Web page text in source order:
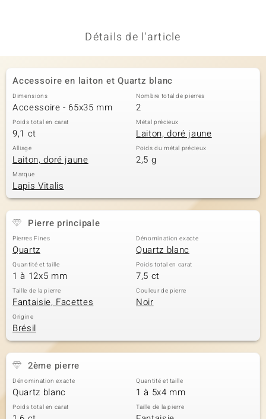
Détails de l'article
Accessoire en laiton et Quartz blanc
Dimensions
Accessoire - 65x35 mm
Nombre total de pierres
2
Poids total en carat
9,1 ct
Métal précieux
Laiton, doré jaune
Alliage
Laiton, doré jaune
Poids du métal précieux
2,5 g
Marque
Lapis Vitalis
Pierre principale
Pierres Fines
Quartz
Dénomination exacte
Quartz blanc
Quantité et taille
1 à 12x5 mm
Poids total en carat
7,5 ct
Taille de la pierre
Fantaisie, Facettes
Couleur de pierre
Noir
Origine
Brésil
2ème pierre
Dénomination exacte
Quartz blanc
Quantité et taille
1 à 5x4 mm
Poids total en carat Taille de la pierre